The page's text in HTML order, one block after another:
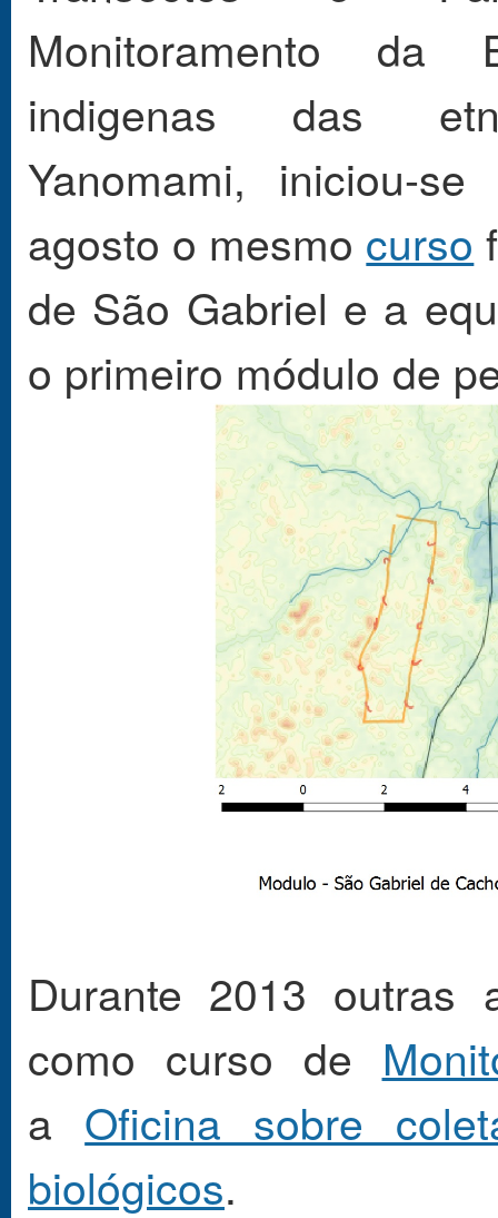
Monitoramento da
indigenas das
Yanomami, iniciou-
agosto o mesmo curso
de São Gabriel e a
o primeiro módulo de
Durante 2013 outras
como curso de
a Oficina sobre
biológicos.